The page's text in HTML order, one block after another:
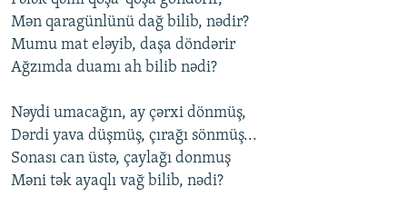
VIDEO
FOTOQALEREYA
KARIKATURA
RADIO ARXIV
OXU ZALI
İSLAM VƏ DEMOKRATIYA
İZ - MƏDƏNIYYƏT PROQRAMI
HAQQIMIZDA
PEŞƏ ETIKASI VƏ JURNALISTIKA STANDARTLARIMIZ
MATERIALLARIMIZDAN ISTIFADƏ
AZADLIQRADIOSU MOBIL TELEFONUNUZDA
RFE/RL-in bütün saytları
Mən qaragünlünü dağ bilib, nədir?
Mumu mat eləyib, daşa döndərir
Ağzımda duamı ah bilib nədi?
Nəydi umacağın, ay çərxi dönmüş,
Dərdi yava düşmüş, çırağı sönmüş...
Sonası can üstə, çaylağı donmuş
Məni tək ayaqlı vağ bilib, nədi?